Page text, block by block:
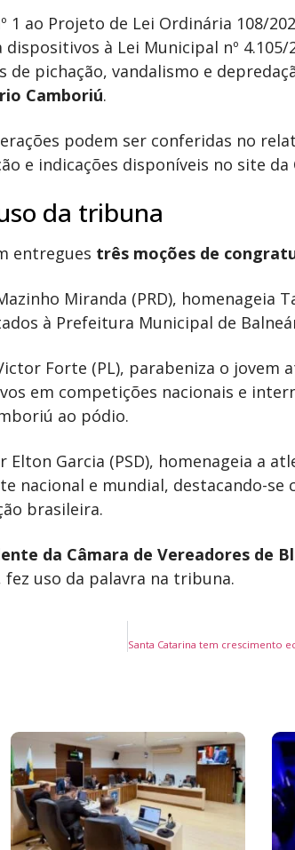
ao Projeto de Lei Ordinária 108/
dispositivos à Lei Municipal nº
pichação, vandalismo e
Camboriú.
podem ser conferidas no
e indicações disponíveis no site da
da tribuna
entregues três moções de
Miranda (PRD), homenageia
à Prefeitura Municipal de
Forte (PL), parabeniza o
em competições nacionais e
ao pódio.
Elton Garcia (PSD), homenageia a
nacional e mundial, destacando-se
brasileira.
da Câmara de Vereadores de
fez uso da palavra na tribuna.